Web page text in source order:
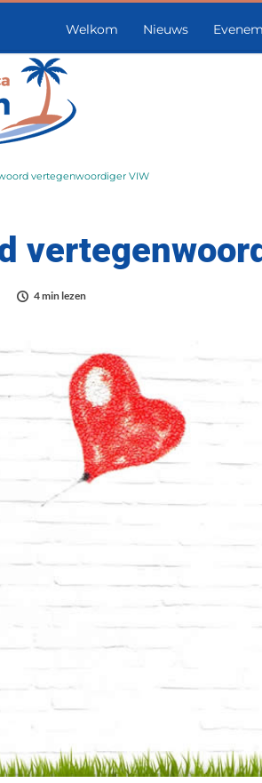
Welkom Nieuws
vertegenwoordiger VIW
4 min lezen